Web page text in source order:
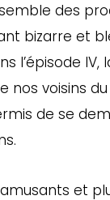
des
bizarre et
l’épisode
voisins du
de se
et